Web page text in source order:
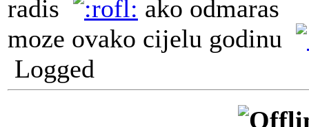
radis
ako odmaras
moze ovako cijelu godinu
Logged